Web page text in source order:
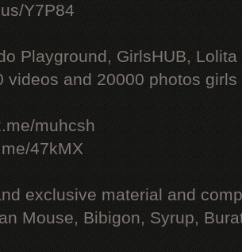
Y7P84
Playground, GirlsHUB, Lolita
videos and 20000 photos
muhcsh
47kMX
exclusive material and
Mouse, Bibigon, Syrup,